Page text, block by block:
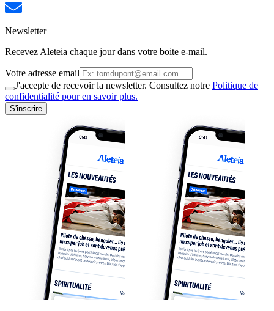
Newsletter
Recevez Aleteia chaque jour dans votre boite e-mail.
Votre adresse email
J'accepte de recevoir la newsletter. Consultez notre Politique de
confidentialité pour en savoir plus.
S'inscrire